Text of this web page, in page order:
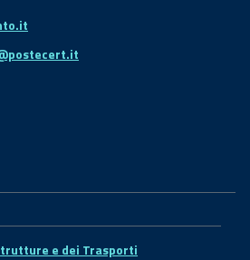
e dei Trasporti